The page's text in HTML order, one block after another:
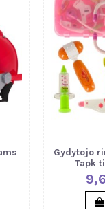
Gydytojo
Tapk